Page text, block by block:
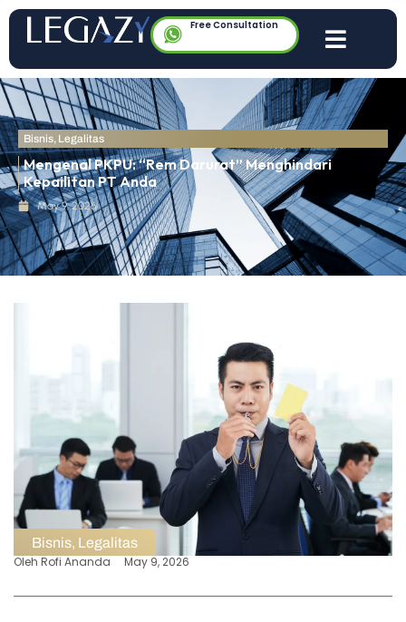
Free Consultation
Bisnis, Legalitas
Mengenal PKPU: “Rem Darurat” Menghindari
Kepailitan PT Anda
May 9, 2026
Bisnis, Legalitas
Oleh Rofi Ananda May 9, 2026